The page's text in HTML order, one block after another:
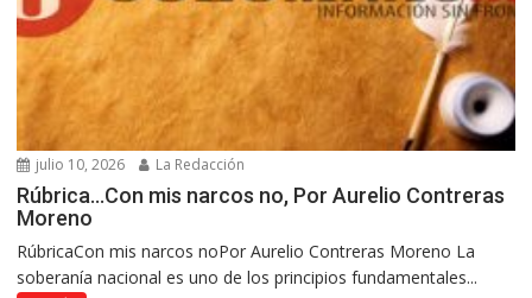
julio 10, 2026 La Redacción
Rúbrica…Con mis narcos no, Por Aurelio Contreras
Moreno
RúbricaCon mis narcos noPor Aurelio Contreras Moreno La
soberanía nacional es uno de los principios fundamentales...